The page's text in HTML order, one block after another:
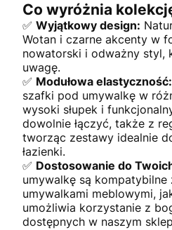
Co wyróżnia
✅ Wyjątkowy design:
Wotan i czarne akcenty w
nowatorski i odważny styl,
uwagę.
✅ Modułowa elastyczność:
szafki pod umywalkę w
wysoki słupek i
dowolnie łączyć, także z
tworząc zestawy idealnie
łazienki.
✅ Dostosowanie do
umywalkę są kompatybilne
umywalkami meblowymi,
umożliwia korzystanie z
dostępnych w naszym